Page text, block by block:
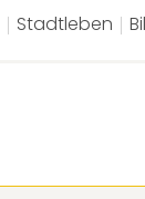
Stadtleben